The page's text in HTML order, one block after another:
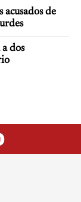
acusados de
dos